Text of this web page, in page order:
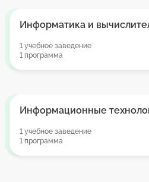
Информатика и
1 учебное заведение
1 программа
Информационные
1 учебное заведение
1 программа